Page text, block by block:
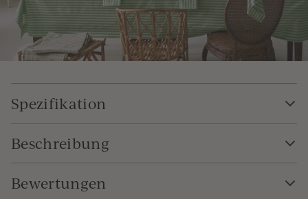
Spezifikation
Beschreibung
Bewertungen